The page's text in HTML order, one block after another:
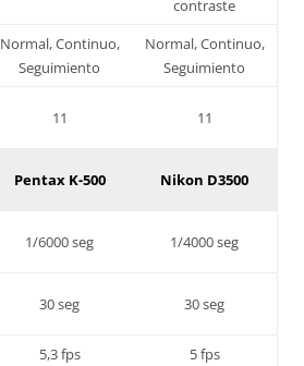
contraste
Normal, Continuo,
Seguimiento
Normal, Continuo,
Seguimiento
11 11
Pentax K-500 Nikon D3500
1/6000 seg 1/4000 seg
30 seg 30 seg
5,3 fps
5 fps